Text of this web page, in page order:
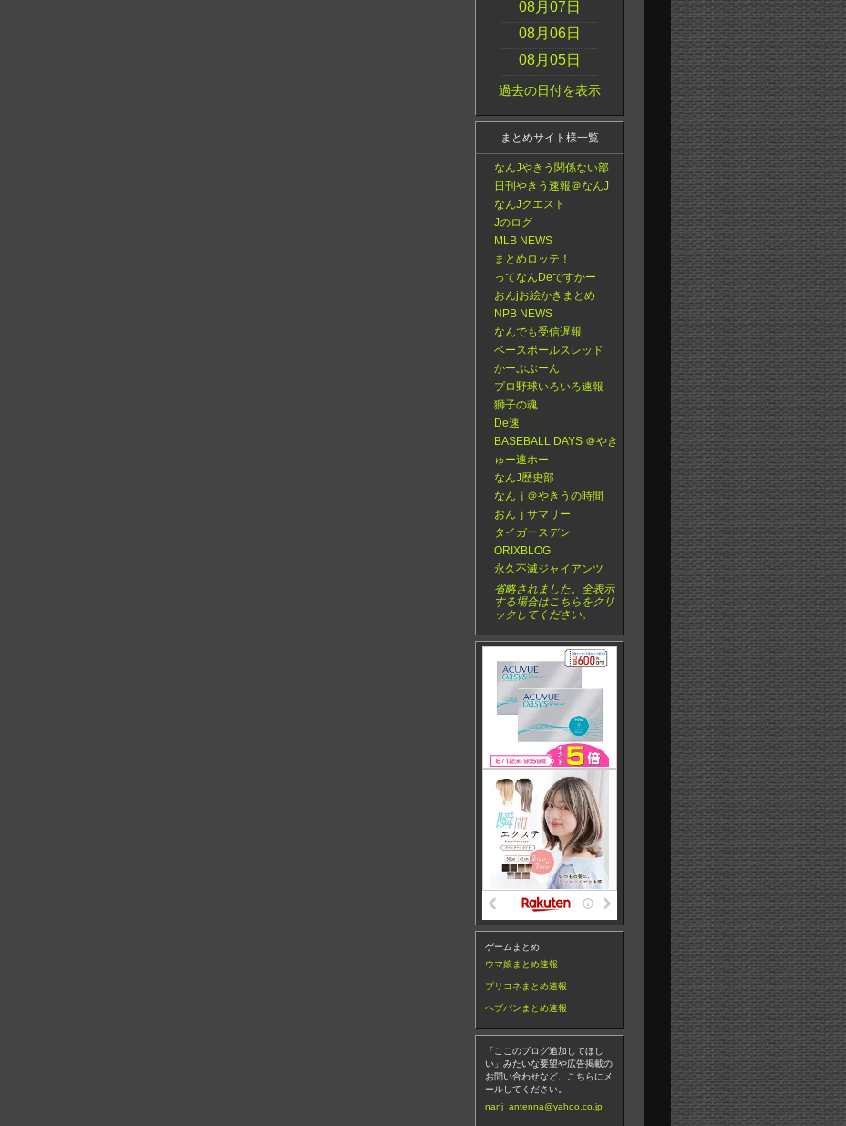
08月07日
08月06日
08月05日
過去の日付を表示
まとめサイト様一覧
なんJやきう関係ない部
日刊やきう速報＠なんJ
なんJクエスト
Jのログ
MLB NEWS
まとめロッテ！
ってなんDeですかー
おんjお絵かきまとめ
NPB NEWS
なんでも受信遅報
ベースボールスレッド
かーぷぶーん
プロ野球いろいろ速報
獅子の魂
De速
BASEBALL DAYS ＠やき
ゅー速ホー
なんJ歴史部
なんｊ＠やきうの時間
おんｊサマリー
タイガースデン
ORIXBLOG
永久不滅ジャイアンツ
省略されました。全表示
する場合はこちらをクリ
ックしてください。
ゲームまとめ
ウマ娘まとめ速報
プリコネまとめ速報
ヘブバンまとめ速報
「ここのブログ追加してほし
い」みたいな要望や広告掲載の
お問い合わせなど、こちらにメ
ールしてください。
nanj_antenna@yahoo.co.jp